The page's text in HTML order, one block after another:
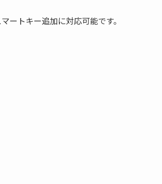
ートキー追加に対応可能です。